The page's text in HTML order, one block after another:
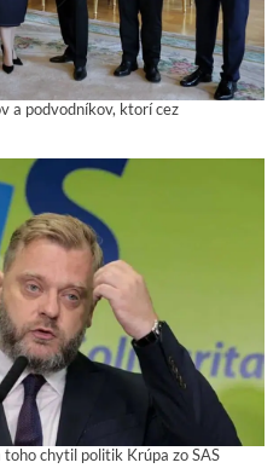
a podvodníkov, ktorí cez
chytil politik Krúpa zo SAS